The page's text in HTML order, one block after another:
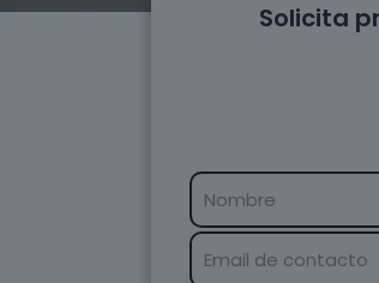
Solicita